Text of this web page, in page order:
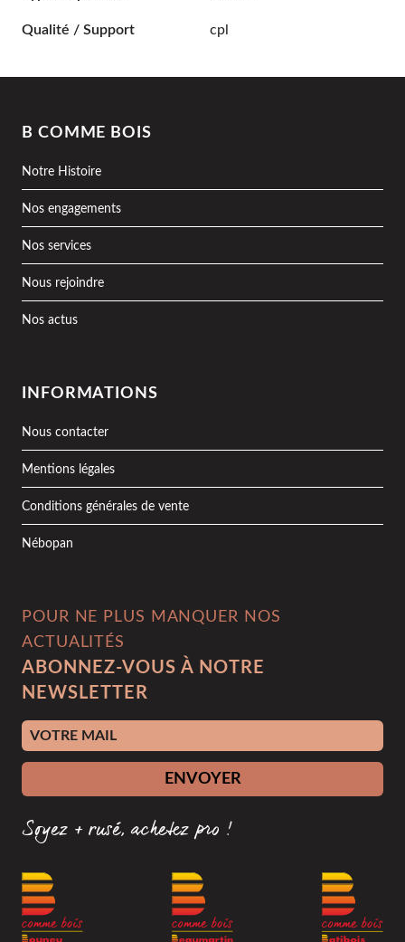
Qualité / Support cpl
B COMME BOIS
Notre Histoire
Nos engagements
Nos services
Nous rejoindre
Nos actus
INFORMATIONS
Nous contacter
Mentions légales
Conditions générales de vente
Nébopan
POUR NE PLUS MANQUER NOS
ACTUALITÉS
ABONNEZ-VOUS À NOTRE
NEWSLETTER
Adresse e-mail
ENVOYER
Soyez + rusé, achetez pro !